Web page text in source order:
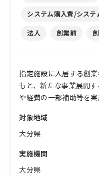
システム購入費/システ
法人
創業前
指定施設に入居する創
もと、新たな事業展開
や経費の一部補助等を実
対象地域
大分県
実施機関
大分県